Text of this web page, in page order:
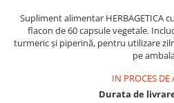
Supliment Magneziu
Supliment Vitamina B
Supliment Vitamina D3
Supliment alimentar HERBAGETICA
flacon de 60 capsule vegetale.
turmeric și piperină, pentru utilizare
pe
IN PROCES DE
Durata de